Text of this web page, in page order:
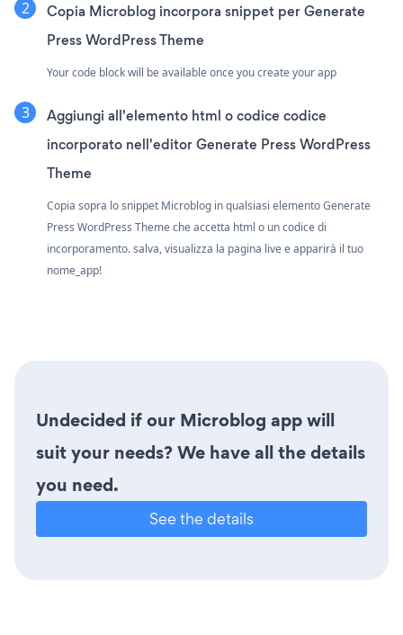
Copia Microblog incorpora snippet per Generate
Press WordPress Theme
Your code block will be available once you create your app
Aggiungi all'elemento html o codice codice
incorporato nell'editor Generate Press WordPress
Theme
Copia sopra lo snippet Microblog in qualsiasi elemento Generate
Press WordPress Theme che accetta html o un codice di
incorporamento. salva, visualizza la pagina live e apparirà il tuo
nome_app!
Undecided if our Microblog app will
suit your needs? We have all the details
you need.
See the details